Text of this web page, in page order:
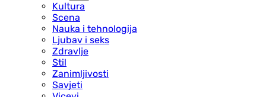
Kultura
Scena
Nauka i tehnologija
Ljubav i seks
Zdravlje
Stil
Zanimljivosti
Savjeti